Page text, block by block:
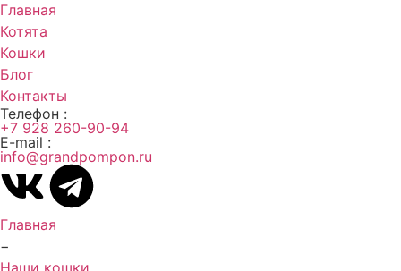
Главная
Котята
Кошки
Блог
Контакты
Телефон :
+7 928 260-90-94
E-mail :
info@grandpompon.ru
Главная
−